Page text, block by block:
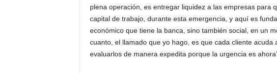
plena operación, es entregar liquidez a las empresas para
capital de trabajo, durante esta emergencia, y aquí es
económico que tiene la banca, sino también social, en un
cuanto, el llamado que yo hago, es que cada cliente acuda
evaluarlos de manera expedita porque la urgencia es